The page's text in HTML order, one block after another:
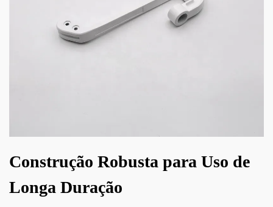
Construção Robusta para Uso de
Longa Duração